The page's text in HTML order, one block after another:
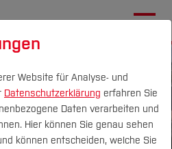
DE|EN Quicklinks
Website für Analyse- und
Datenschutzerklärung erfahren Sie
Daten verarbeiten und
Hier können Sie genau sehen
können entscheiden, welche Sie